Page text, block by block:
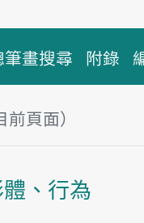
筆畫搜尋 附錄
頁面）
、行為